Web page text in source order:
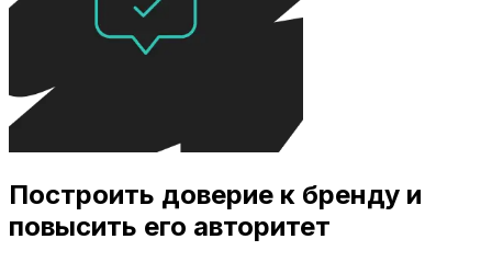
Построить доверие к бренду и
повысить его авторитет